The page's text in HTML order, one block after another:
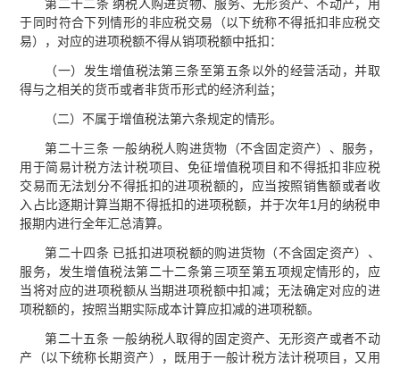
第二十二条 纳税人购进货物、服务、无形资产、不动产，用
于同时符合下列情形的非应税交易（以下统称不得抵扣非应税交
易），对应的进项税额不得从销项税额中抵扣：
（一）发生增值税法第三条至第五条以外的经营活动，并取
得与之相关的货币或者非货币形式的经济利益；
（二）不属于增值税法第六条规定的情形。
第二十三条 一般纳税人购进货物（不含固定资产）、服务，
用于简易计税方法计税项目、免征增值税项目和不得抵扣非应税
交易而无法划分不得抵扣的进项税额的，应当按照销售额或者收
入占比逐期计算当期不得抵扣的进项税额，并于次年1月的纳税申
报期内进行全年汇总清算。
第二十四条 已抵扣进项税额的购进货物（不含固定资产）、
服务，发生增值税法第二十二条第三项至第五项规定情形的，应
当将对应的进项税额从当期进项税额中扣减；无法确定对应的进
项税额的，按照当期实际成本计算应扣减的进项税额。
第二十五条 一般纳税人取得的固定资产、无形资产或者不动
产（以下统称长期资产），既用于一般计税方法计税项目，又用